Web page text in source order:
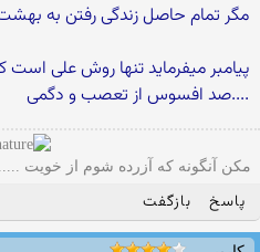
مگر تمام حاصل زندگی رفتن به
پیامبر میفرماید تنها روش علی
....صد افسوس از تعصب و دگمی
مکن آنگونه که آزرده شوم از خویت
پاسخ بازگفت